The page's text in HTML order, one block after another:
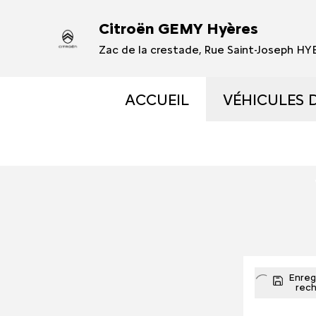
Citroën GEMY Hyères
Zac de la crestade, Rue Saint-Joseph
ACCUEIL VÉHICULES